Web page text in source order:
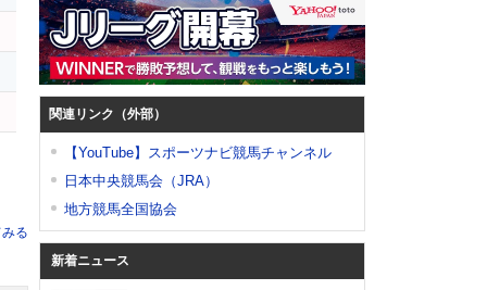
る
関連リンク（外部）
【YouTube】スポーツナビ競馬チャンネル
日本中央競馬会（JRA）
地方競馬全国協会
新着ニュース